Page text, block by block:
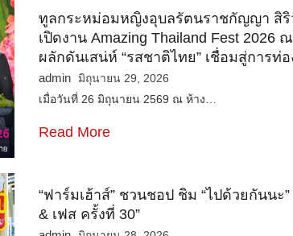
ทูลกระหม่อมหญิงอุบลรัตนราชกัญญา สิ
เปิดงาน Amazing Thailand Fest 2026
ผลักดันเสน่ห์ “รสชาติไทย” เชื่อมสู่การท่อ
admin
มิถุนายน 29, 2026
เมื่อวันที่ 26 มิถุนายน 2569 ณ ห้าง…
Read More
“ฟาร์มเฮ้าส์” ชวนชอป ชิม “ไปด้วยกันนะ
& เฟส ครั้งที่ 30”